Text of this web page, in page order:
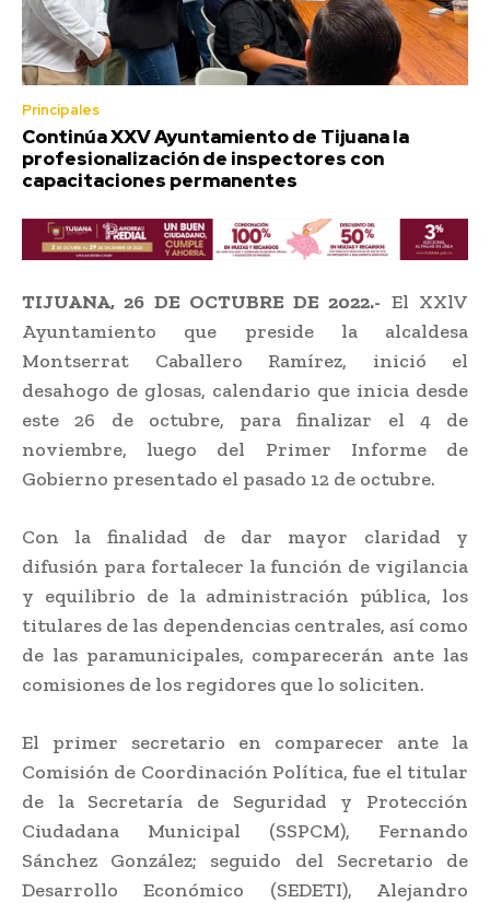
Principales
Continúa XXV Ayuntamiento de Tijuana la
profesionalización de inspectores con
capacitaciones permanentes
TIJUANA, 26 DE OCTUBRE DE 2022.- El XXlV
Ayuntamiento que preside la alcaldesa
Montserrat Caballero Ramírez, inició el
desahogo de glosas, calendario que inicia desde
este 26 de octubre, para finalizar el 4 de
noviembre, luego del Primer Informe de
Gobierno presentado el pasado 12 de octubre.
Con la finalidad de dar mayor claridad y
difusión para fortalecer la función de vigilancia
y equilibrio de la administración pública, los
titulares de las dependencias centrales, así como
de las paramunicipales, comparecerán ante las
comisiones de los regidores que lo soliciten.
El primer secretario en comparecer ante la
Comisión de Coordinación Política, fue el titular
de la Secretaría de Seguridad y Protección
Ciudadana Municipal (SSPCM), Fernando
Sánchez González; seguido del Secretario de
Desarrollo Económico (SEDETI), Alejandro